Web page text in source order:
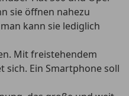
sie öffnen nahezu
kann sie lediglich
Mit freistehendem
Ein Smartphone soll